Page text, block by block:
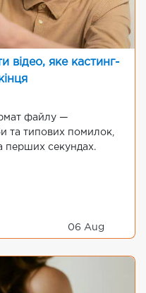
відео, яке кастинг-
файлу —
та типових помилок,
перших секундах.
06 Aug